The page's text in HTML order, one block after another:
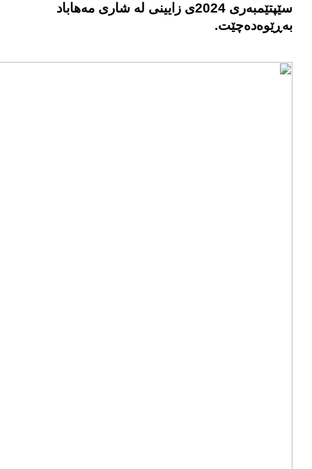
سێپتێمبه‌ری 2024ی زایینی لە شاری مەهاباد
بەڕێوەدەچێت.